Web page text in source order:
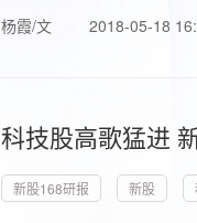
杨霞/文 2018-05-18
科技股高歌猛进
新股168研报 新股